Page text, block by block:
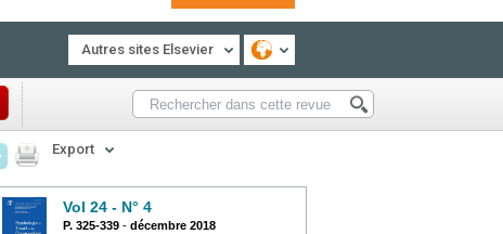
Autres sites Elsevier
Export
Vol 24 - N° 4
P. 325-339 - décembre 2018